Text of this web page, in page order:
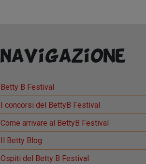
Navigazione
Betty B Festival
I concorsi del BettyB Festival
Come arrivare al BettyB Festival
Il Betty Blog
Ospiti del Betty B Festival